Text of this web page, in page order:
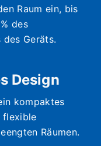
Raum ein, bis
des
Geräts.
Design
kompaktes
flexible
Räumen.